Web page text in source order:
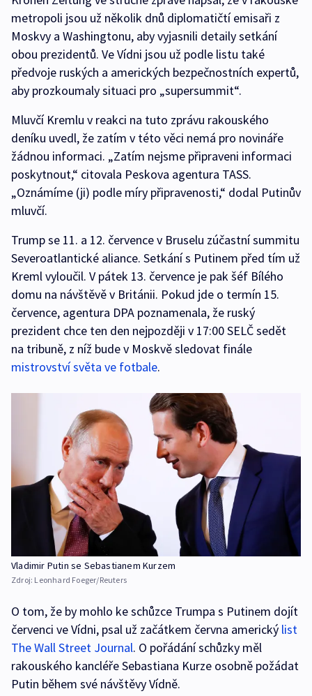
metropoli jsou už několik dnů diplomatičtí emisaři z
Moskvy a Washingtonu, aby vyjasnili detaily setkání
obou prezidentů. Ve Vídni jsou už podle listu také
předvoje ruských a amerických bezpečnostních expertů,
aby prozkoumaly situaci pro „supersummit“.
Mluvčí Kremlu v reakci na tuto zprávu rakouského
deníku uvedl, že zatím v této věci nemá pro novináře
žádnou informaci. „Zatím nejsme připraveni informaci
poskytnout,“ citovala Peskova agentura TASS.
„Oznámíme (ji) podle míry připravenosti,“ dodal Putinův
mluvčí.
Trump se 11. a 12. července v Bruselu zúčastní summitu
Severoatlantické aliance. Setkání s Putinem před tím už
Kreml vyloučil. V pátek 13. července je pak šéf Bílého
domu na návštěvě v Británii. Pokud jde o termín 15.
července, agentura DPA poznamenala, že ruský
prezident chce ten den nejpozději v 17:00 SELČ sedět
na tribuně, z níž bude v Moskvě sledovat finále
mistrovství světa ve fotbale.
Vladimir Putin se Sebastianem Kurzem
Zdroj: Leonhard Foeger/Reuters
O tom, že by mohlo ke schůzce Trumpa s Putinem dojít
červenci ve Vídni, psal už začátkem června americký list
The Wall Street Journal. O pořádání schůzky měl
rakouského kancléře Sebastiana Kurze osobně požádat
Putin během své návštěvy Vídně.